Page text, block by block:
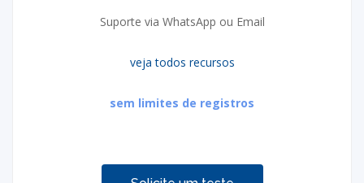
Suporte via WhatsApp ou Email
veja todos recursos
sem limites de registros